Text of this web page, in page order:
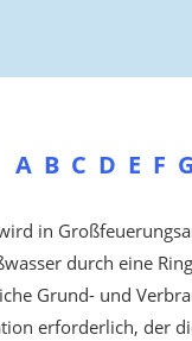
A B C D E F G
in
durch eine
Grund- und
erforderlich, der